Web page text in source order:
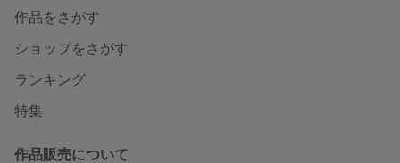
作品をさがす
ショップをさがす
ランキング
特集
作品販売について